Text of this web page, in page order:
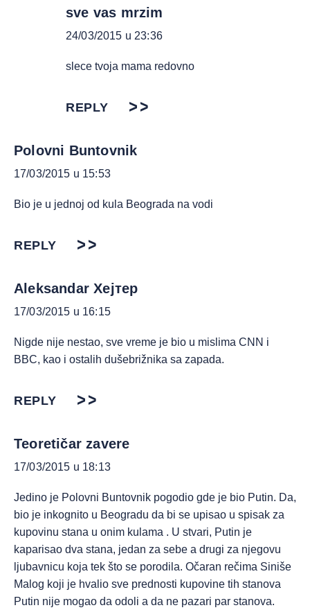
sve vas mrzim
24/03/2015 u 23:36
slece tvoja mama redovno
REPLY
Polovni Buntovnik
17/03/2015 u 15:53
Bio je u jednoj od kula Beograda na vodi
REPLY
Aleksandar Хејтер
17/03/2015 u 16:15
Nigde nije nestao, sve vreme je bio u mislima CNN i
BBC, kao i ostalih dušebrižnika sa zapada.
REPLY
Teoretičar zavere
17/03/2015 u 18:13
Jedino je Polovni Buntovnik pogodio gde je bio Putin. Da,
bio je inkognito u Beogradu da bi se upisao u spisak za
kupovinu stana u onim kulama . U stvari, Putin je
kaparisao dva stana, jedan za sebe a drugi za njegovu
ljubavnicu koja tek što se porodila. Očaran rečima Siniše
Malog koji je hvalio sve prednosti kupovine tih stanova
Putin nije mogao da odoli a da ne pazari par stanova.